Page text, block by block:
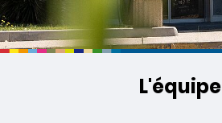
L'équipe